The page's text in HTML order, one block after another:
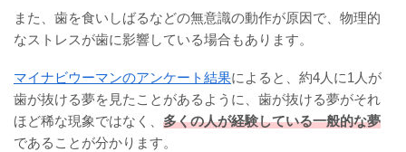
また、歯を食いしばるなどの無意識の動作が原因で、物理的
なストレスが歯に影響している場合もあります。
マイナビウーマンのアンケート結果によると、約4人に1人が
歯が抜ける夢を見たことがあるように、歯が抜ける夢がそれ
ほど稀な現象ではなく、 多くの人が経験している一般的な夢
であることが分かります。